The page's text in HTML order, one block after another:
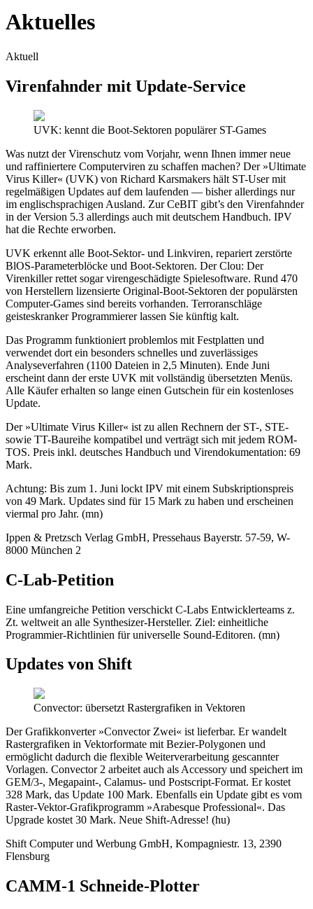
Aktuelles
Aktuell
Virenfahnder mit Update-Service
UVK: kennt die Boot-Sektoren populärer ST-Games
Was nutzt der Virenschutz vom Vorjahr, wenn Ihnen immer neue
und raffiniertere Computerviren zu schaffen machen? Der »Ultimate
Virus Killer« (UVK) von Richard Karsmakers hält ST-User mit
regelmäßigen Updates auf dem laufenden — bisher allerdings nur
im englischsprachigen Ausland. Zur CeBIT gibt’s den Virenfahnder
in der Version 5.3 allerdings auch mit deutschem Handbuch. IPV
hat die Rechte erworben.
UVK erkennt alle Boot-Sektor- und Linkviren, repariert zerstörte
BlOS-Parameterblöcke und Boot-Sektoren. Der Clou: Der
Virenkiller rettet sogar virengeschädigte Spielesoftware. Rund 470
von Herstellern lizensierte Original-Boot-Sektoren der populärsten
Computer-Games sind bereits vorhanden. Terroranschläge
geisteskranker Programmierer lassen Sie künftig kalt.
Das Programm funktioniert problemlos mit Festplatten und
verwendet dort ein besonders schnelles und zuverlässiges
Analyseverfahren (1100 Dateien in 2,5 Minuten). Ende Juni
erscheint dann der erste UVK mit vollständig übersetzten Menüs.
Alle Käufer erhalten so lange einen Gutschein für ein kostenloses
Update.
Der »Ultimate Virus Killer« ist zu allen Rechnern der ST-, STE-
sowie TT-Baureihe kompatibel und verträgt sich mit jedem ROM-
TOS. Preis inkl. deutsches Handbuch und Virendokumentation: 69
Mark.
Achtung: Bis zum 1. Juni lockt IPV mit einem Subskriptionspreis
von 49 Mark. Updates sind für 15 Mark zu haben und erscheinen
viermal pro Jahr. (mn)
Ippen & Pretzsch Verlag GmbH, Pressehaus Bayerstr. 57-59, W-
8000 München 2
C-Lab-Petition
Eine umfangreiche Petition verschickt C-Labs Entwicklerteams z.
Zt. weltweit an alle Synthesizer-Hersteller. Ziel: einheitliche
Programmier-Richtlinien für universelle Sound-Editoren. (mn)
Updates von Shift
Convector: übersetzt Rastergrafiken in Vektoren
Der Grafikkonverter »Convector Zwei« ist lieferbar. Er wandelt
Rastergrafiken in Vektorformate mit Bezier-Polygonen und
ermöglicht dadurch die flexible Weiterverarbeitung gescannter
Vorlagen. Convector 2 arbeitet auch als Accessory und speichert im
GEM/3-, Megapaint-, Calamus- und Postscript-Format. Er kostet
328 Mark, das Update 100 Mark. Ebenfalls ein Update gibt es vom
Raster-Vektor-Grafikprogramm »Arabesque Professional«. Das
Upgrade kostet 30 Mark. Neue Shift-Adresse! (hu)
Shift Computer und Werbung GmbH, Kompagniestr. 13, 2390
Flensburg
CAMM-1 Schneide-Plotter